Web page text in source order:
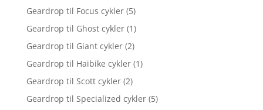
Geardrop til Focus cykler (5)
Geardrop til Ghost cykler (1)
Geardrop til Giant cykler (2)
Geardrop til Haibike cykler (1)
Geardrop til Scott cykler (2)
Geardrop til Specialized cykler (5)